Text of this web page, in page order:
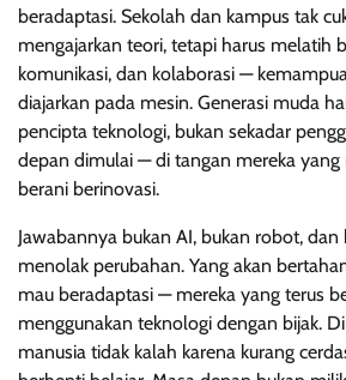
beradaptasi. Sekolah dan kampus tak
mengajarkan teori, tetapi harus melatih
komunikasi, dan kolaborasi —
diajarkan pada mesin. Generasi muda
pencipta teknologi, bukan sekadar
depan dimulai — di tangan mereka yang
berani berinovasi.
Jawabannya bukan AI, bukan robot,
menolak perubahan. Yang akan
mau beradaptasi — mereka yang terus
menggunakan teknologi dengan bijak.
manusia tidak kalah karena kurang